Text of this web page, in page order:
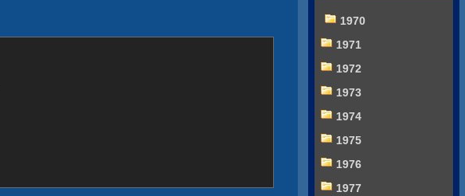
1970
1971
1972
1973
1974
1975
1976
1977